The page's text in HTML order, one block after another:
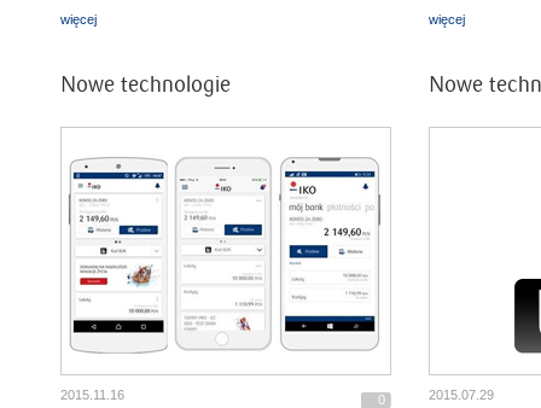
więcej
więcej
Nowe technologie
0
2015.11.16
Nowe
2015.07.29